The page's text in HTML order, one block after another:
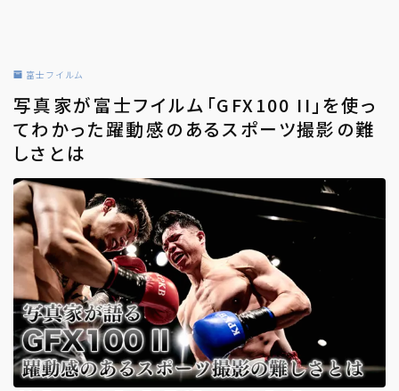
富士フイルム
写真家が富士フイルム「GFX100 II」を使っ
てわかった躍動感のあるスポーツ撮影の難
しさとは